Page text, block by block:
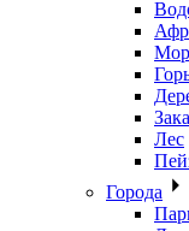
Лес
Города